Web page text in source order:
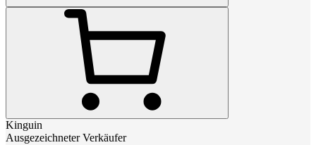
Kinguin
Ausgezeichneter Verkäufer